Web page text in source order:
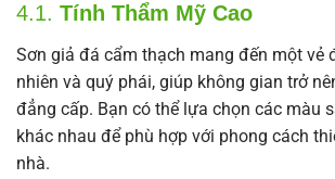
4.1. Tính Thẩm Mỹ Cao
Sơn giả đá cẩm thạch mang đến một vẻ
nhiên và quý phái, giúp không gian trở
đẳng cấp. Bạn có thể lựa chọn các màu
khác nhau để phù hợp với phong cách
nhà.